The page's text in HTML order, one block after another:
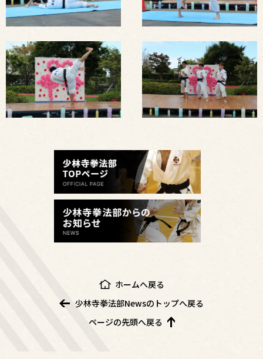
少林寺拳法部Newsのトップへ戻る
ホームへ戻る
ページの先頭へ戻る